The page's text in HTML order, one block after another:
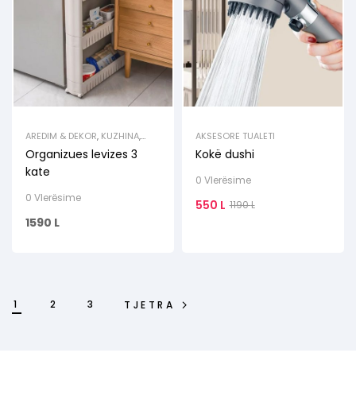
AREDIM & DEKOR, KUZHINA,
MBAJTESE FRUTASH
MBAJTESE
VAJI & LENGJESH,RAFTE
Organizues levizes 3
kate
0 Vlerësime
1590 L
AKSESORE TUALETI
Kokë dushi
0 Vlerësime
1190L
550 L
1 2 3 TJETRA